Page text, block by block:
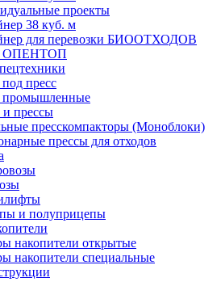
проекты
38 куб. м
для перевозки БИООТХОДОВ
ОПЕНТОП
пресс
промышленные
прессы
пресскомпакторы (Моноблоки)
прессы для отходов
и полуприцепы
накопители открытые
накопители специальные